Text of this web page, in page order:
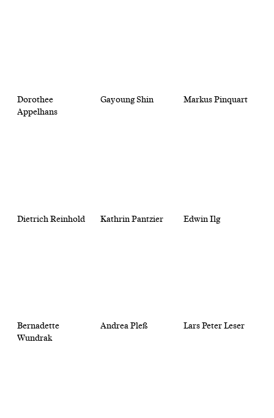
Dorothee
Appelhans
Gayoung Shin Markus Pinquart
Dietrich Reinhold Kathrin Pantzier Edwin Ilg
Bernadette
Wundrak
Andrea Pleß Lars Peter Leser